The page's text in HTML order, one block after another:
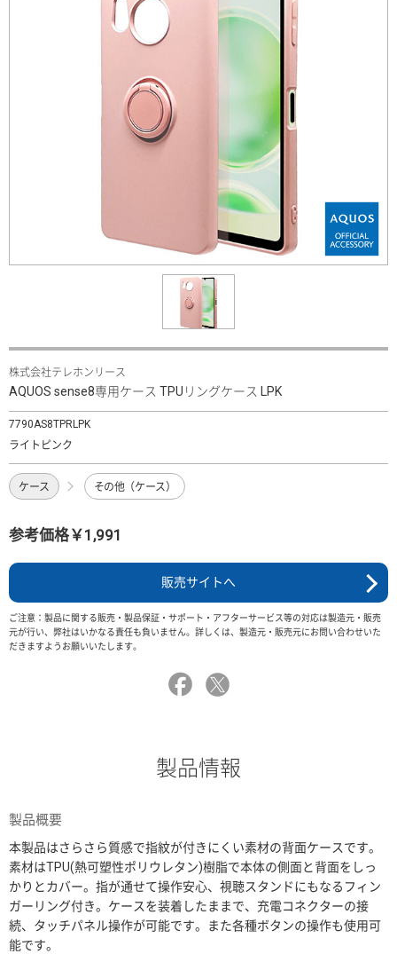
株式会社テレホンリース
AQUOS sense8専用ケース TPUリングケース LPK
7790AS8TPRLPK
ライトピンク
ケース その他（ケース）
参考価格￥1,991
販売サイトへ
ご注意：製品に関する販売・製品保証・サポート・アフターサービス等の対応は製造元・販売
元が行い、弊社はいかなる責任も負いません。詳しくは、製造元・販売元にお問い合わせいた
だきますようお願いいたします。
製品情報
製品概要
本製品はさらさら質感で指紋が付きにくい素材の背面ケースです。
素材はTPU(熱可塑性ポリウレタン)樹脂で本体の側面と背面をしっ
かりとカバー。指が通せて操作安心、視聴スタンドにもなるフィン
ガーリング付き。ケースを装着したままで、充電コネクターの接
続、タッチパネル操作が可能です。また各種ボタンの操作も使用可
能です。